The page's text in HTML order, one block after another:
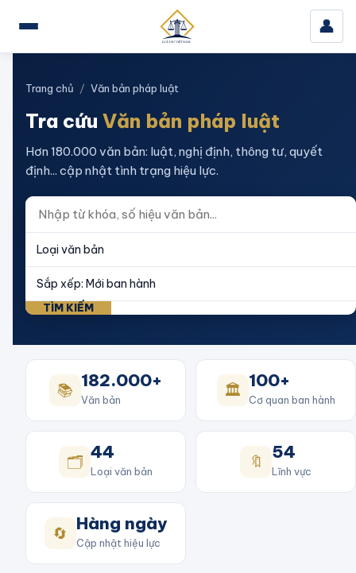
👤
Trang chủ / Văn bản pháp luật
Tra cứu Văn bản pháp luật
Hơn 180.000 văn bản: luật, nghị định, thông tư, quyết
định... cập nhật tình trạng hiệu lực.
TÌM KIẾM
📚 182.000+
Văn bản 🏛️ 100+
Cơ quan ban hành
🗂️ 44
Loại văn bản 🔖 54
Lĩnh vực
🔄 Hàng ngày
Cập nhật hiệu lực